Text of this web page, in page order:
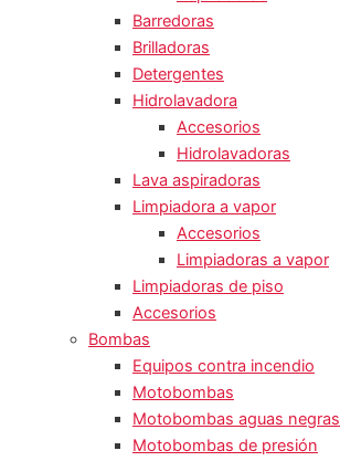
Barredoras
Brilladoras
Detergentes
Hidrolavadora
Accesorios
Hidrolavadoras
Lava aspiradoras
Limpiadora a vapor
Accesorios
Limpiadoras a vapor
Limpiadoras de piso
Accesorios
Bombas
Equipos contra incendio
Motobombas
Motobombas aguas negras
Motobombas de presión